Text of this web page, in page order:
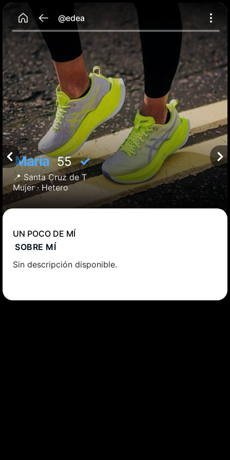
@edea
Maria55✓
📍Santa Cruz de T
Mujer ·Hetero
UN POCO DE MÍ
SOBRE MÍ
Sin descripción disponible.